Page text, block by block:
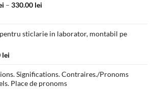
– 330.00 lei
180.00 lei
sticlarie in laborator, montabil pe
lei
Significations. Contraires./Pronoms
Place de pronoms